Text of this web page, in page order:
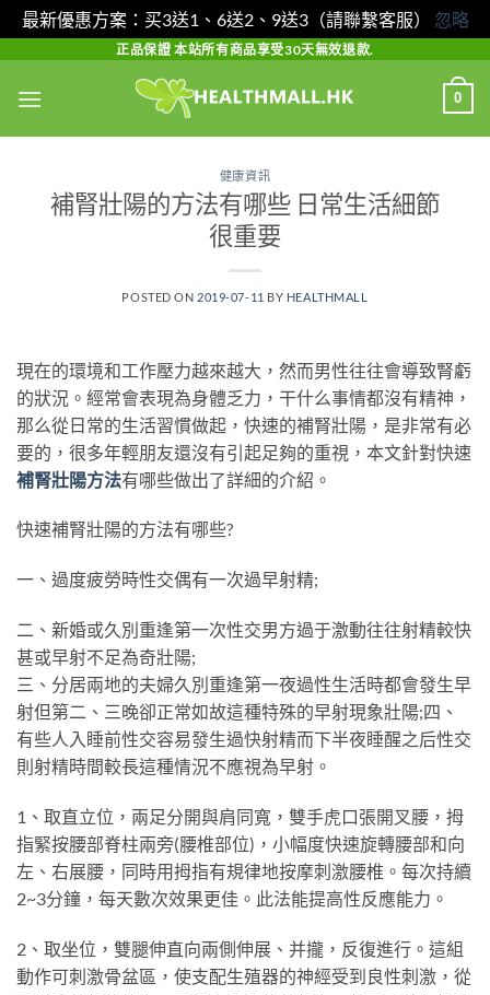
最新優惠方案：买3送1、6送2、9送3（請聯繫客服） 忽略
content
正品保證 本站所有商品享受30天無效退款.
0
健康資訊
補腎壯陽的方法有哪些 日常生活細節
很重要
POSTED ON 2019-07-11 BY HEALTHMALL
現在的環境和工作壓力越來越大，然而男性往往會導致腎虧
的狀況。經常會表現為身體乏力，干什么事情都沒有精神，
那么從日常的生活習慣做起，快速的補腎壯陽，是非常有必
要的，很多年輕朋友還沒有引起足夠的重視，本文針對快速
補腎壯陽方法有哪些做出了詳細的介紹。
快速補腎壯陽的方法有哪些?
一、過度疲勞時性交偶有一次過早射精;
二、新婚或久別重逢第一次性交男方過于激動往往射精較快
甚或早射不足為奇壯陽;
三、分居兩地的夫婦久別重逢第一夜過性生活時都會發生早
射但第二、三晚卻正常如故這種特殊的早射現象壯陽;四、
有些人入睡前性交容易發生過快射精而下半夜睡醒之后性交
則射精時間較長這種情況不應視為早射。
1、取直立位，兩足分開與肩同寬，雙手虎口張開叉腰，拇
指緊按腰部脊柱兩旁(腰椎部位)，小幅度快速旋轉腰部和向
左、右展腰，同時用拇指有規律地按摩刺激腰椎。每次持續
2~3分鐘，每天數次效果更佳。此法能提高性反應能力。
2、取坐位，雙腿伸直向兩側伸展、并攏，反復進行。這組
動作可刺激骨盆區，使支配生殖器的神經受到良性刺激，從